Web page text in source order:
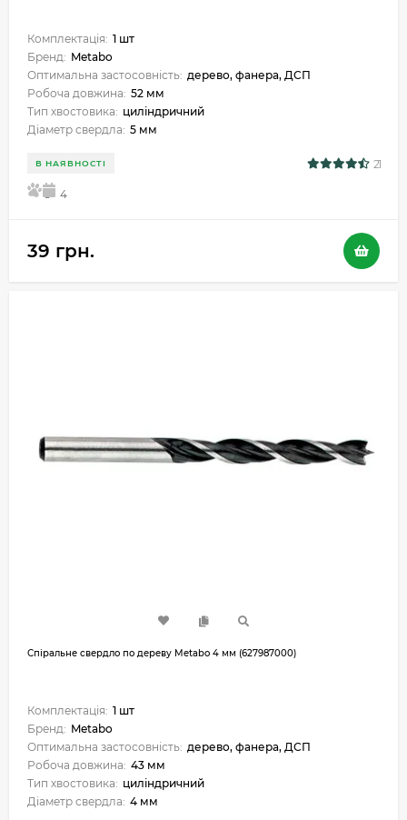
Комплектація: 1 шт
Бренд: Metabo
Оптимальна застосовність: дерево, фанера, ДСП
Робоча довжина: 52 мм
Тип хвостовика: циліндричний
Діаметр свердла: 5 мм
В НАЯВНОСТІ 21
5 4
39 грн.
Спіральне свердло по дереву Metabo 4 мм (627987000)
Комплектація: 1 шт
Бренд: Metabo
Оптимальна застосовність: дерево, фанера, ДСП
Робоча довжина: 43 мм
Тип хвостовика: циліндричний
Діаметр свердла: 4 мм